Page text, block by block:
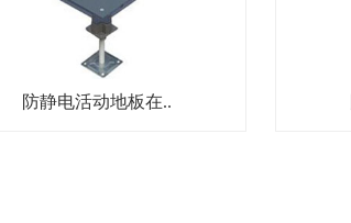
防静电活动地板在..